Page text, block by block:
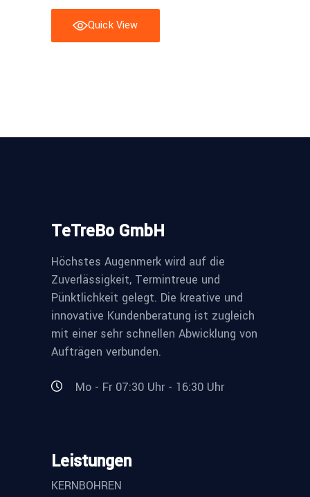
Quick View
TeTreBo GmbH
Höchstes Augenmerk wird auf die
Zuverlässigkeit, Termintreue und
Pünktlichkeit gelegt. Die kreative und
innovative Kundenberatung ist zugleich
mit einer sehr schnellen Abwicklung von
Aufträgen verbunden.
Mo - Fr 07:30 Uhr - 16:30 Uhr
Leistungen
KERNBOHREN